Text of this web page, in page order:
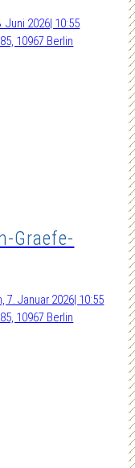
Juni 2026| 10:55
10967 Berlin
Graefe-
7. Januar 2026| 10:55
10967 Berlin